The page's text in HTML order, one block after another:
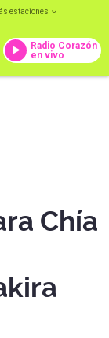
estaciones
Radio Corazón
en vivo
Chía